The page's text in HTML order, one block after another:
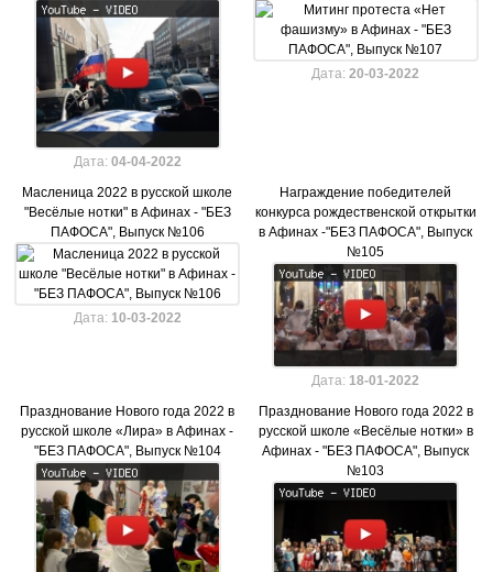
Дата: 04-04-2022
Дата:20-03-2022
Масленица 2022 в русской школе
"Весёлые нотки" в Афинах - "БЕЗ
ПАФОСА", Выпуск №106
Дата: 10-03-2022
Награждение победителей
конкурса рождественской открытки
в Афинах -"БЕЗ ПАФОСА", Выпуск
№105
Дата: 18-01-2022
Празднование Нового года 2022 в
русской школе «Лира» в Афинах -
"БЕЗ ПАФОСА", Выпуск №104
Празднование Нового года 2022 в
русской школе «Весёлые нотки» в
Афинах - "БЕЗ ПАФОСА", Выпуск
№103